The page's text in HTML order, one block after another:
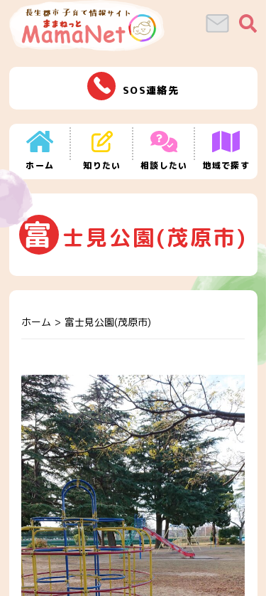
SOS連絡先
ホーム 知りたい 相談したい 地域で探す
富 士見公園(茂原市)
ホーム > 富士見公園(茂原市)